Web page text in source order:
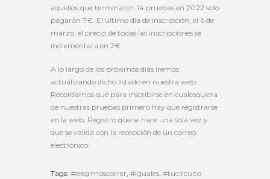
aquellos que terminaron 14 pruebas en 2022 solo
pagarán 7€. El último día de inscripción, el 6 de
marzo, el precio de todas las inscripciones se
incrementará en 2€.
A lo largo de los próximos días iremos
actualizando dicho listado en nuestra web.
Recordamos que para inscribirse en cualesquiera
de nuestras pruebas primero hay que registrarse
en la web. Registro que se hace una sola vez y
que se valida con la recepción de un correo
electrónico.
Tags: #elegimoscorrer, #iguales, #tucircuito